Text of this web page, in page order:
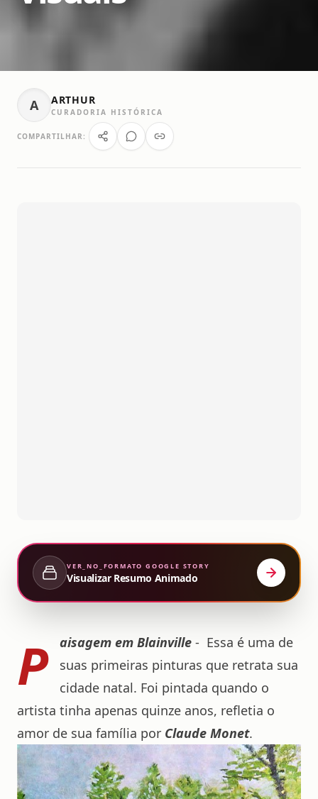
A ARTHUR
CURADORIA HISTÓRICA
COMPARTILHAR:
VER_NO_FORMATO GOOGLE STORY
Visualizar Resumo Animado
P aisagem em Blainville - Essa é uma de
suas primeiras pinturas que retrata sua
cidade natal. Foi pintada quando o
artista tinha apenas quinze anos, refletia o
amor de sua família por Claude Monet.